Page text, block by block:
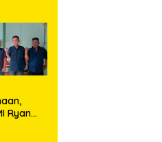
Ryan